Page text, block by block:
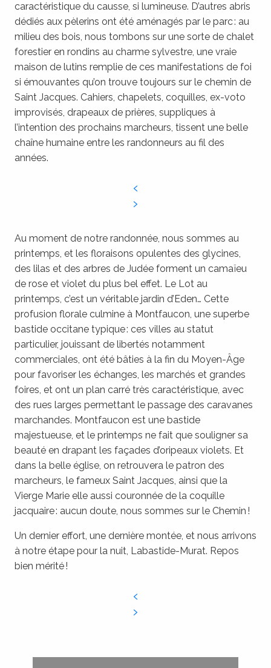
caractéristique du causse, si lumineuse. D’autres abris
dédiés aux pèlerins ont été aménagés par le parc : au
milieu des bois, nous tombons sur une sorte de chalet
forestier en rondins au charme sylvestre, une vraie
maison de lutins remplie de ces manifestations de foi
si émouvantes qu’on trouve toujours sur le chemin de
Saint Jacques. Cahiers, chapelets, coquilles, ex-voto
improvisés, drapeaux de prières, suppliques à
l’intention des prochains marcheurs, tissent une belle
chaîne humaine entre les randonneurs au fil des
années.
Au moment de notre randonnée, nous sommes au
printemps, et les floraisons opulentes des glycines,
des lilas et des arbres de Judée forment un camaïeu
de rose et violet du plus bel effet. Le Lot au
printemps, c’est un véritable jardin d’Eden… Cette
profusion florale culmine à Montfaucon, une superbe
bastide occitane typique : ces villes au statut
particulier, jouissant de libertés notamment
commerciales, ont été bâties à la fin du Moyen-Âge
pour favoriser les échanges, les marchés et grandes
foires, et ont un plan carré très caractéristique, avec
des rues larges permettant le passage des caravanes
marchandes. Montfaucon est une bastide
majestueuse, et le printemps ne fait que souligner sa
beauté en drapant les façades d’oripeaux violets. Et
dans la belle église, on retrouvera le patron des
marcheurs, le fameux Saint Jacques, ainsi que la
Vierge Marie elle aussi couronnée de la coquille
jacquaire : aucun doute, nous sommes sur le Chemin !
Un dernier effort, une dernière montée, et nous arrivons
à notre étape pour la nuit, Labastide-Murat. Repos
bien mérité !